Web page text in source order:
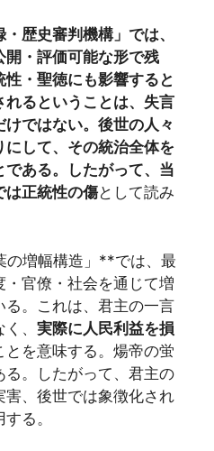
・歴史審判機構」では、
・評価可能な形で残
・聖徳にも影響すると
るということは、失言
ではない。後世の人々
して、その統治全体を
ある。したがって、当
は正統性の傷として読み
の増幅構造」**では、最
・官僚・社会を通じて増
。これは、君主の一言
、 実際に人民利益を損
とを意味する。煬帝の蛍
。したがって、君主の
、後世では象徴化され
る。